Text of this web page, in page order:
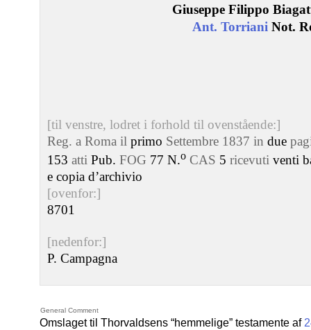
Giuseppe Filippo
Ant. Torriani Not.
[til venstre, lodret i forhold til ovenstående:]
Reg. a Roma il primo Settembre 1837 in due
153 atti Pub. FOG 77 N.o CAS 5 ricevuti venti
e copia d’archivio
[ovenfor:]
8701
[nedenfor:]
P. Campagna
General Comment
Omslaget til Thorvaldsens “hemmelige” testamente af